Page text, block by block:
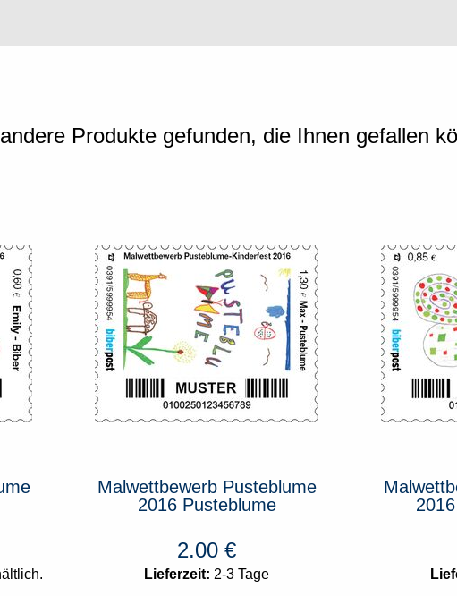
Produkte gefunden, die Ihnen gefallen
Malwettbewerb Pusteblume
2016 Pusteblume
2.00 €
Lieferzeit: 2-3 Tage